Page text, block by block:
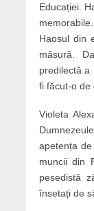
Educației.
Haosul din
măsură.
predilectă a
fi făcut-o de
Violeta
apetența
muncii din
pesedistă
însetați de